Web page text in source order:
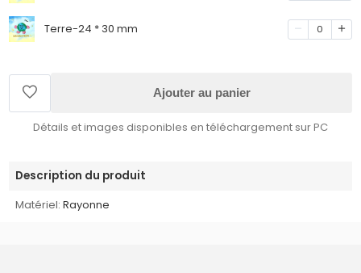
Terre-24 * 30 mm 0
Ajouter au panier
Détails et images disponibles en téléchargement sur PC
Description du produit
Matériel: Rayonne